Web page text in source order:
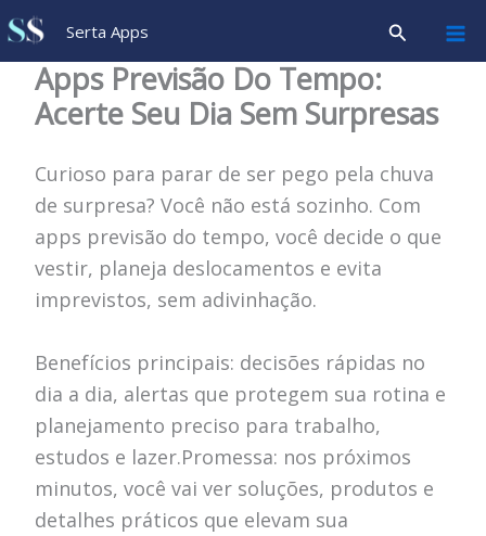
Ir
para
conteúdo
Serta Apps Pesquisar
Apps Previsão Do Tempo:
Acerte Seu Dia Sem Surpresas
Curioso para parar de ser pego pela chuva
de surpresa? Você não está sozinho. Com
apps previsão do tempo, você decide o que
vestir, planeja deslocamentos e evita
imprevistos, sem adivinhação.
Benefícios principais: decisões rápidas no
dia a dia, alertas que protegem sua rotina e
planejamento preciso para trabalho,
estudos e lazer.Promessa: nos próximos
minutos, você vai ver soluções, produtos e
detalhes práticos que elevam sua